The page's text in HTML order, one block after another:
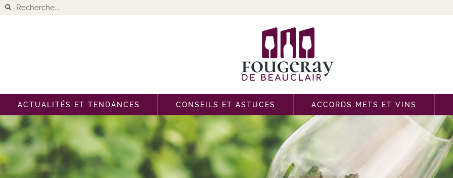
ACTUALITÉS ET TENDANCES CONSEILS ET ASTUCES ACCORDS METS ET VINS